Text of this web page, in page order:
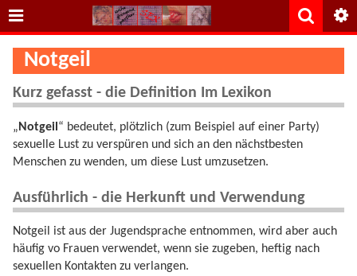
Notgeil
Kurz gefasst - die Definition Im Lexikon
„Notgeil “ bedeutet, plötzlich (zum Beispiel auf einer Party)
sexuelle Lust zu verspüren und sich an den nächstbesten
Menschen zu wenden, um diese Lust umzusetzen.
Ausführlich - die Herkunft und Verwendung
Notgeil ist aus der Jugendsprache entnommen, wird aber auch
häufig vo Frauen verwendet, wenn sie zugeben, heftig nach
sexuellen Kontakten zu verlangen.